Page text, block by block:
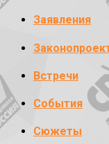
Заявления
Встречи
События
Сюжеты